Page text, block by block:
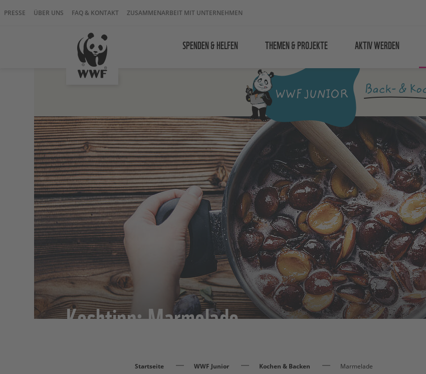
PRESSE ÜBER UNS FAQ & KONTAKT ZUSAMMENARBEIT MIT UNTERNEHMEN
SPENDEN & HELFEN THEMEN & PROJEKTE AKTIV WERDEN
Kochtipp: Marmelade
Startseite WWF Junior Kochen & Backen Marmelade